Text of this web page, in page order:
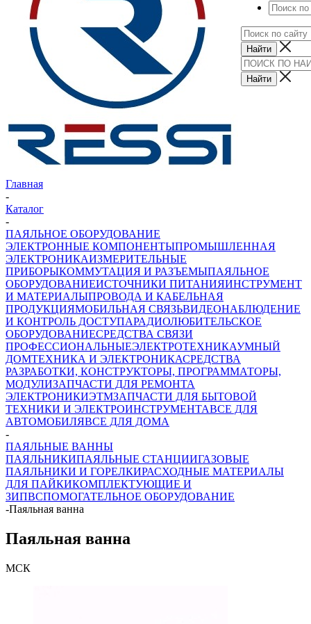
Главная
-
Каталог
-
ПАЯЛЬНОЕ ОБОРУДОВАНИЕ
ЭЛЕКТРОННЫЕ КОМПОНЕНТЫПРОМЫШЛЕННАЯ
ЭЛЕКТРОНИКАИЗМЕРИТЕЛЬНЫЕ
ПРИБОРЫКОММУТАЦИЯ И РАЗЪЕМЫПАЯЛЬНОЕ
ОБОРУДОВАНИЕИСТОЧНИКИ ПИТАНИЯИНСТРУМЕНТ
И МАТЕРИАЛЫПРОВОДА И КАБЕЛЬНАЯ
ПРОДУКЦИЯМОБИЛЬНАЯ СВЯЗЬВИДЕОНАБЛЮДЕНИЕ
И КОНТРОЛЬ ДОСТУПАРАДИОЛЮБИТЕЛЬСКОЕ
ОБОРУДОВАНИЕСРЕДСТВА СВЯЗИ
ПРОФЕССИОНАЛЬНЫЕЭЛЕКТРОТЕХНИКАУМНЫЙ
ДОМТЕХНИКА И ЭЛЕКТРОНИКАСРЕДСТВА
РАЗРАБОТКИ, КОНСТРУКТОРЫ, ПРОГРАММАТОРЫ,
МОДУЛИЗАПЧАСТИ ДЛЯ РЕМОНТА
ЭЛЕКТРОНИКИЭТМЗАПЧАСТИ ДЛЯ БЫТОВОЙ
ТЕХНИКИ И ЭЛЕКТРОИНСТРУМЕНТАВСЕ ДЛЯ
АВТОМОБИЛЯВСЕ ДЛЯ ДОМА
-
ПАЯЛЬНЫЕ ВАННЫ
ПАЯЛЬНИКИПАЯЛЬНЫЕ СТАНЦИИГАЗОВЫЕ
ПАЯЛЬНИКИ И ГОРЕЛКИРАСХОДНЫЕ МАТЕРИАЛЫ
ДЛЯ ПАЙКИКОМПЛЕКТУЮЩИЕ И
ЗИПВСПОМОГАТЕЛЬНОЕ ОБОРУДОВАНИЕ
-Паяльная ванна
Паяльная ванна
МСК